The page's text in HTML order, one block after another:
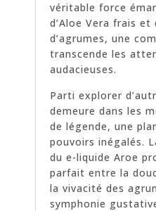
véritable force
d’Aloe Vera frais
d’agrumes, une
transcende les
audacieuses.
Parti explorer
demeure dans les
de légende, une
pouvoirs inégalés.
du e-liquide Aroe
parfait entre la
la vivacité des
symphonie